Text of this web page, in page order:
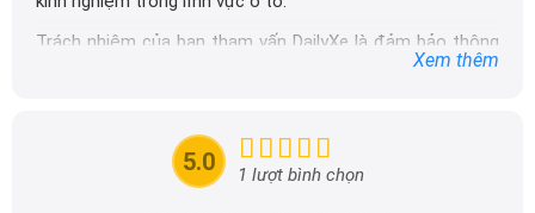
Trách nhiệm của ban tham vấn DailyXe là đảm bảo thông
tin chính xác được đăng tải trên dailyxe.com.vn, thường
tin nhanh chóng và dễ dàng hơn.
Xem thêm
5.0 1 lượt bình chọn